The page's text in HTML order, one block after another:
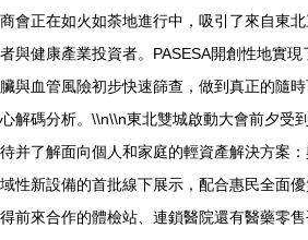
商會正在如火如荼地進行中，吸引了來自東
者與健康產業投資者。PASESA開創性地實
臟與血管風險初步快速篩查，做到真正的隨
心解碼分析。\\n\\n東北雙城啟動大會前夕受
待并了解面向個人和家庭的輕資產解決方案
域性新設備的首批線下展示，配合惠民全面
得前來合作的體檢站、連鎖醫院還有醫藥零